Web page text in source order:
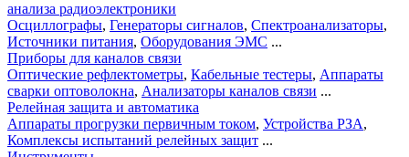
анализа радиоэлектроники
Осциллографы, Генераторы сигналов, Спектроанализаторы,
Источники питания, Оборудования ЭМС ...
Приборы для каналов связи
Оптические рефлектометры, Кабельные тестеры, Аппараты
сварки оптоволокна, Анализаторы каналов связи ...
Релейная защита и автоматика
Аппараты прогрузки первичным током, Устройства РЗА,
Комплексы испытаний релейных защит ...